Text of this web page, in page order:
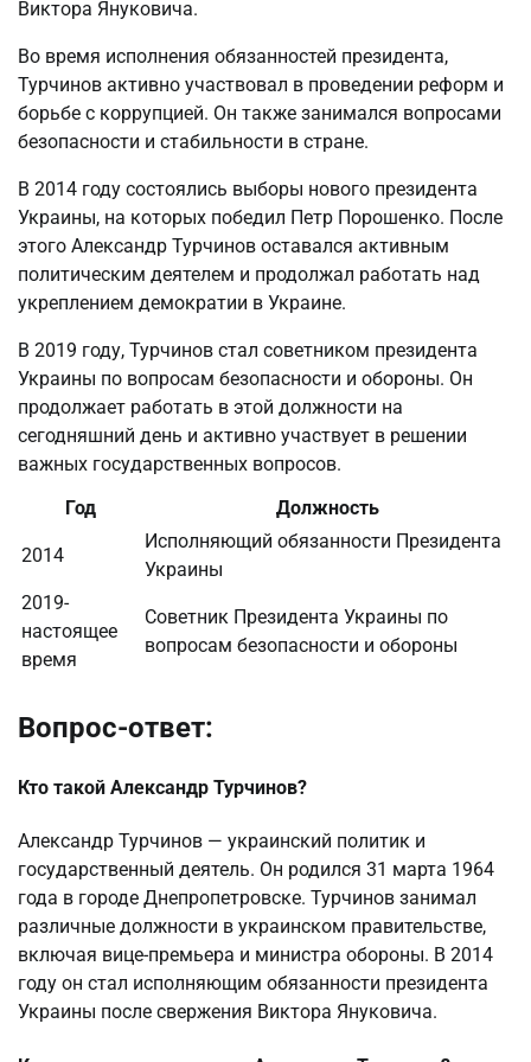
Виктора Януковича.
Во время исполнения обязанностей президента,
Турчинов активно участвовал в проведении реформ и
борьбе с коррупцией. Он также занимался вопросами
безопасности и стабильности в стране.
В 2014 году состоялись выборы нового президента
Украины, на которых победил Петр Порошенко. После
этого Александр Турчинов оставался активным
политическим деятелем и продолжал работать над
укреплением демократии в Украине.
В 2019 году, Турчинов стал советником президента
Украины по вопросам безопасности и обороны. Он
продолжает работать в этой должности на
сегодняшний день и активно участвует в решении
важных государственных вопросов.
Год
Должность
2014
Исполняющий обязанности Президента
Украины
2019-
настоящее
время
Советник Президента Украины по
вопросам безопасности и обороны
Вопрос-ответ:
Кто такой Александр Турчинов?
Александр Турчинов — украинский политик и
государственный деятель. Он родился 31 марта 1964
года в городе Днепропетровске. Турчинов занимал
различные должности в украинском правительстве,
включая вице-премьера и министра обороны. В 2014
году он стал исполняющим обязанности президента
Украины после свержения Виктора Януковича.